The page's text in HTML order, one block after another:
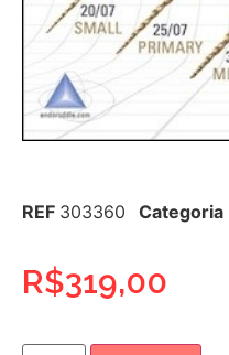
REF 303360 Categoria
R$319,00